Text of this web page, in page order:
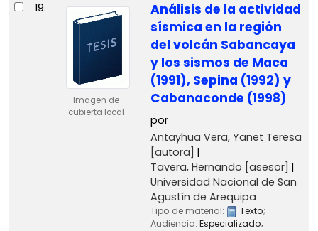
19.
Imagen de
cubierta local
Análisis de la actividad
sísmica en la región
del volcán Sabancaya
y los sismos de Maca
(1991), Sepina (1992) y
Cabanaconde (1998)
por
Antayhua Vera, Yanet Teresa
[autora]
Tavera, Hernando [asesor]
Universidad Nacional de San
Agustín de Arequipa
Tipo de material: Texto;
Audiencia: Especializado;